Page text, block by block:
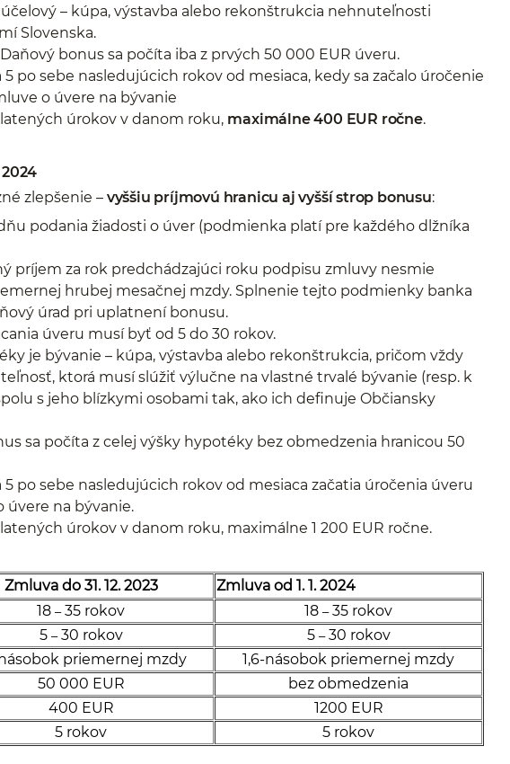
– kúpa, výstavba alebo rekonštrukcia nehnuteľnosti
Slovenska.
Daňový bonus sa počíta iba z prvých 50 000 EUR úveru.
5 po sebe nasledujúcich rokov od mesiaca, kedy sa začalo úročenie
o úvere na bývanie
úrokov v danom roku, maximálne 400 EUR ročne.
zlepšenie – vyššiu príjmovú hranicu aj vyšší strop bonusu:
podania žiadosti o úver (podmienka platí pre každého dlžníka
príjem za rok predchádzajúci roku podpisu zmluvy nesmie
hrubej mesačnej mzdy. Splnenie tejto podmienky banka
úrad pri uplatnení bonusu.
úveru musí byť od 5 do 30 rokov.
je bývanie – kúpa, výstavba alebo rekonštrukcia, pričom vždy
ktorá musí slúžiť výlučne na vlastné trvalé bývanie (resp. k
s jeho blízkymi osobami tak, ako ich definuje Občiansky
sa počíta z celej výšky hypotéky bez obmedzenia hranicou 50
5 po sebe nasledujúcich rokov od mesiaca začatia úročenia úveru
úvere na bývanie.
úrokov v danom roku, maximálne 1 200 EUR ročne.
Zmluva do 31. 12. 2023
Zmluva od 1. 1. 2024
18 –35 rokov 18 –35 rokov
5 –30 rokov 5 –30 rokov
násobok priemernej mzdy
1,6-násobok priemernej mzdy
50 000 EUR
bez obmedzenia
400 EUR
1200 EUR
5 rokov 5 rokov